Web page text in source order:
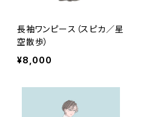
長袖ワンピース（スピカ／星
空散歩）
¥8,000